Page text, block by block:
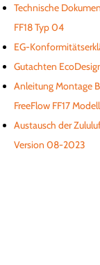
Technische
FF18 Typ 04
EG-
Gutachten
Anleitung Montage
FreeFlow FF17
Austausch der
Version 08-2023